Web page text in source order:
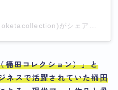
OKETA COLLECTION(@oketacollection)がシェアした投稿
桶田コレクション）」と
ネスで活躍されていた桶⽥